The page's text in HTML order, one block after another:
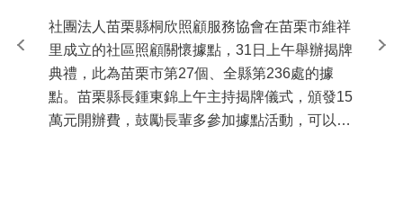
社團法人苗栗縣桐欣照顧服務協會在苗栗市維祥
里成立的社區照顧關懷據點，31日上午舉辦揭牌
典禮，此為苗栗市第27個、全縣第236處的據
點。苗栗縣長鍾東錦上午主持揭牌儀式，頒發15
萬元開辦費，鼓勵長輩多參加據點活動，可以更
苗